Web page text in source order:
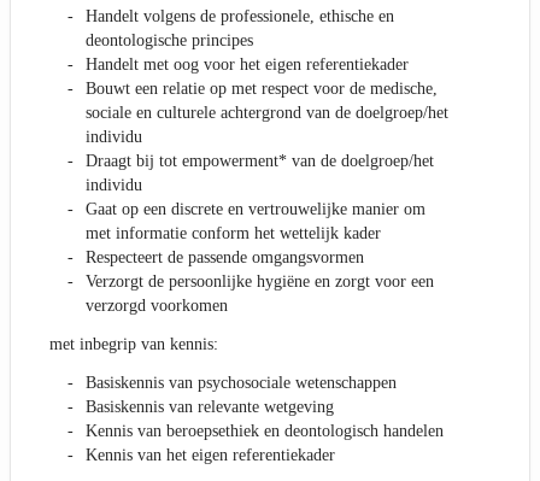
Handelt volgens de professionele, ethische en
deontologische principes
Handelt met oog voor het eigen referentiekader
Bouwt een relatie op met respect voor de medische,
sociale en culturele achtergrond van de doelgroep/het
individu
Draagt bij tot empowerment* van de doelgroep/het
individu
Gaat op een discrete en vertrouwelijke manier om
met informatie conform het wettelijk kader
Respecteert de passende omgangsvormen
Verzorgt de persoonlijke hygiëne en zorgt voor een
verzorgd voorkomen
met inbegrip van kennis:
Basiskennis van psychosociale wetenschappen
Basiskennis van relevante wetgeving
Kennis van beroepsethiek en deontologisch handelen
Kennis van het eigen referentiekader